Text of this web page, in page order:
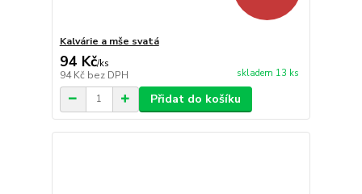
Kalvárie a mše svatá
94 Kč/ks
94 Kč bez DPH skladem 13 ks
Přidat do košíku